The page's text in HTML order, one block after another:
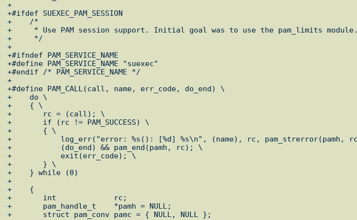
+
+#ifdef SUEXEC_PAM_SESSION
+    /*
+     * Use PAM session support. Initial goal was to use the pam_limits module.
+     */
+
+#ifndef PAM_SERVICE_NAME
+#define PAM_SERVICE_NAME "suexec"
+#endif /* PAM_SERVICE_NAME */
+
+#define PAM_CALL(call, name, err_code, do_end) \
+    do \
+    { \
+	rc = (call); \
+	if (rc != PAM_SUCCESS) \
+	{ \
+	    log_err("error: %s(): [%d] %s\n", (name), rc, pam_strerror(pamh, rc)); \
+	    (do_end) && pam_end(pamh, rc); \
+	    exit(err_code); \
+	} \
+    } while (0)
+
+    {
+	int		rc;
+	pam_handle_t    *pamh = NULL;
+	struct pam_conv pamc = { NULL, NULL };